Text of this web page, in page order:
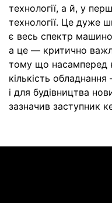
технології, а й, у
технології. Це дуже
є весь спектр
а це — критично
тому що насамперед
кількість
і для будівництва
зазначив заступник